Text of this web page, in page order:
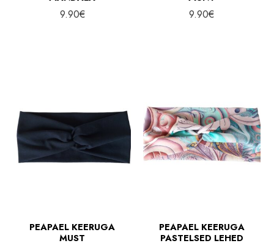
9.90€ 9.90€
PEAPAEL KEERUGA
MUST
PEAPAEL KEERUGA
PASTELSED LEHED